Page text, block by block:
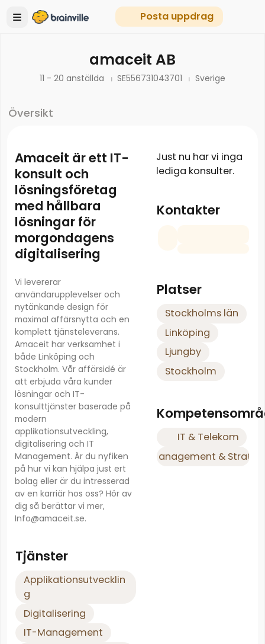
Posta uppdrag
amaceit AB
11 - 20 anställda SE556731043701 Sverige
Översikt
​Amaceit är ett IT-
konsult och
lösningsföretag
med hållbara
lösningar för
morgondagens
digitalisering
Vi levererar
användarupplevelser och
nytänkande design för
maximal affärsnytta och en
komplett tjänsteleverans.
Amaceit har verksamhet i
både Linköping och
Stockholm. Vår affärsidé är
att erbjuda våra kunder
lösningar och IT-
konsulttjänster baserade på
modern
applikationsutveckling,
digitalisering och IT
Management. Är du nyfiken
på hur vi kan hjälpa just ert
bolag eller är du intresserad
av en karriär hos oss? Hör av
dig så berättar vi mer,
Info@amaceit.se.
Tjänster
Applikationsutvecklin
g
Digitalisering
IT-Management
Just nu har vi inga
lediga konsulter.
Kontakter
Platser
Stockholms län
Linköping
Ljungby
Stockholm
IT & Telekom
Management &